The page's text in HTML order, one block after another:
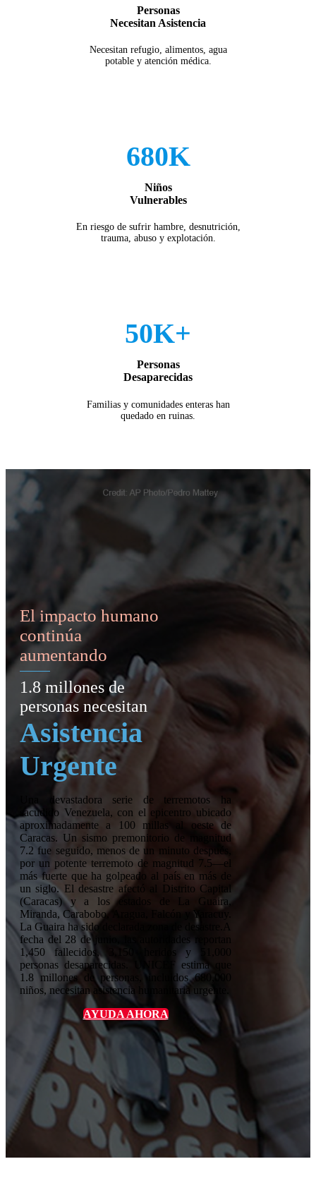
Personas
Necesitan Asistencia
Necesitan refugio, alimentos, agua
potable y atención médica.
680K
Niños
Vulnerables
En riesgo de sufrir hambre, desnutrición,
trauma, abuso y explotación.
50K+
Personas
Desaparecidas
Familias y comunidades enteras han
quedado en ruinas.
El impacto humano
continúa
aumentando
1.8 millones de
personas necesitan
Asistencia
Urgente
Una devastadora serie de terremotos ha
sacudido Venezuela, con el epicentro ubicado
aproximadamente a 100 millas al oeste de
Caracas. Un sismo premonitorio de magnitud
7.2 fue seguido, menos de un minuto después,
por un potente terremoto de magnitud 7.5—el
más fuerte que ha golpeado al país en más de
un siglo. El desastre afectó al Distrito Capital
(Caracas) y a los estados de La Guaira,
Miranda, Carabobo, Aragua, Falcón y Yaracuy.
La Guaira ha sido declarada zona de desastre.A
fecha del 28 de junio, las autoridades reportan
1,450 fallecidos, 3,150 heridos y 51,000
personas desaparecidas. UNICEF estima que
1.8 millones de personas, incluidos 680,000
niños, necesitan asistencia humanitaria urgente.
AYUDA AHORA